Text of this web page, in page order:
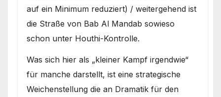
auf ein Minimum reduziert) / weitergehend ist
die Straße von Bab Al Mandab sowieso
schon unter Houthi-Kontrolle.
Was sich hier als „kleiner Kampf irgendwie“
für manche darstellt, ist eine strategische
Weichenstellung die an Dramatik für den